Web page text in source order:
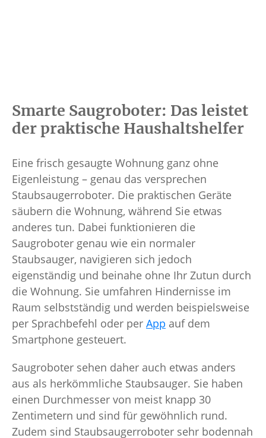
Smarte Saugroboter: Das leistet
der praktische Haushaltshelfer
Eine frisch gesaugte Wohnung ganz ohne
Eigenleistung – genau das versprechen
Staubsaugerroboter. Die praktischen Geräte
säubern die Wohnung, während Sie etwas
anderes tun. Dabei funktionieren die
Saugroboter genau wie ein normaler
Staubsauger, navigieren sich jedoch
eigenständig und beinahe ohne Ihr Zutun durch
die Wohnung. Sie umfahren Hindernisse im
Raum selbstständig und werden beispielsweise
per Sprachbefehl oder per App auf dem
Smartphone gesteuert.
Saugroboter sehen daher auch etwas anders
aus als herkömmliche Staubsauger. Sie haben
einen Durchmesser von meist knapp 30
Zentimetern und sind für gewöhnlich rund.
Zudem sind Staubsaugerroboter sehr bodennah